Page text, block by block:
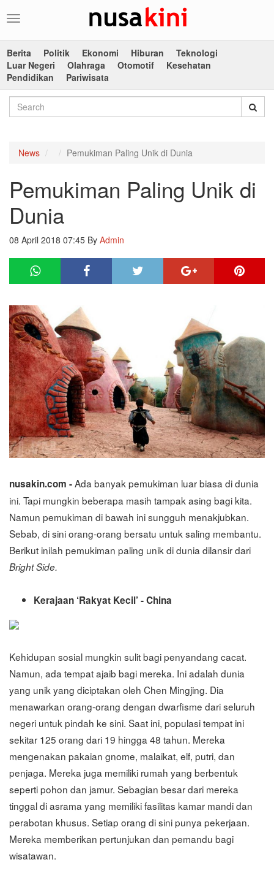
Toggle
Berita
Politik Ekonomi Hiburan
Teknologi
Luar Negeri
Olahraga Otomotif
Kesehatan
Pendidikan
Pariwisata
News Pemukiman Paling Unik di Dunia
Pemukiman Paling Unik di
Dunia
08 April 2018 07:45 By Admin
nusakin.com -Ada banyak pemukiman luar biasa di dunia
ini. Tapi mungkin beberapa masih tampak asing bagi kita.
Namun pemukiman di bawah ini sungguh menakjubkan.
Sebab, di sini orang-orang bersatu untuk saling membantu.
Berikut inilah pemukiman paling unik di dunia dilansir dari
Bright Side.
Kerajaan ‘Rakyat Kecil’ - China
Kehidupan sosial mungkin sulit bagi penyandang cacat.
Namun, ada tempat ajaib bagi mereka. Ini adalah dunia
yang unik yang diciptakan oleh Chen Mingjing. Dia
menawarkan orang-orang dengan dwarfisme dari seluruh
negeri untuk pindah ke sini. Saat ini, populasi tempat ini
sekitar 125 orang dari 19 hingga 48 tahun. Mereka
mengenakan pakaian gnome, malaikat, elf, putri, dan
penjaga. Mereka juga memiliki rumah yang berbentuk
seperti pohon dan jamur. Sebagian besar dari mereka
tinggal di asrama yang memiliki fasilitas kamar mandi dan
perabotan khusus. Setiap orang di sini punya pekerjaan.
Mereka memberikan pertunjukan dan pemandu bagi
wisatawan.